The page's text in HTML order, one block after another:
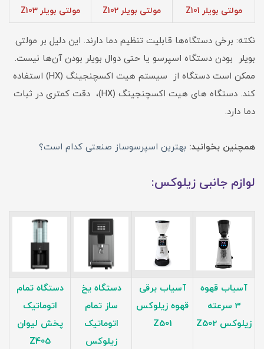
مولتی بویلر Z101
مولتی بویلر Z102
مولتی بویلر Z103
نکته: برخی دستگاه‌ها قابلیت تنظیم دما دارند. این دلیل بر مولتی
بویلر بودن دستگاه اسپرسو یا حتی دوال بویلر بودن آن‌ها نیست.
ممکن است دستگاه از سیستم هیت اکسچنجینگ (HX) استفاده
کند. دستگاه های هیت اکسچنجینگ (HX)، دقت کمتری در ثبات
دما دارد.
همچنین بخوانید: بهترین اسپرسوساز صنعتی کدام است؟
لوازم جانبی زیلوکس:
آسیاب قهوه
3 سرعته
زیلوکس Z502
آسیاب برقی
قهوه زیلوکس
Z501
دستگاه یخ
ساز تمام
اتوماتیک
زیلوکس
دستگاه تمام
اتوماتیک
پخش لیوان
Z405